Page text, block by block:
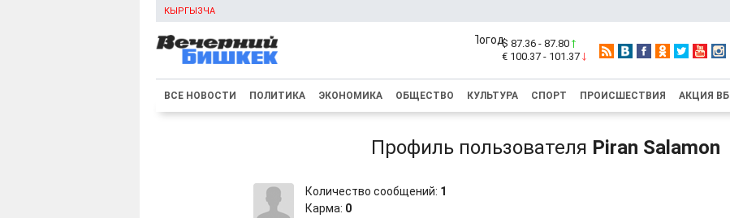
КЫРГЫЗЧА
$ 87.36 - 87.80
€ 100.37 - 101.37
ВСЕ НОВОСТИ ПОЛИТИКА ЭКОНОМИКА ОБЩЕСТВО КУЛЬТУРА СПОРТ ПРОИСШЕСТВИЯ АКЦИЯ ВБ
Профиль пользователя Piran Salamon
Количество сообщений: 1
Карма: 0